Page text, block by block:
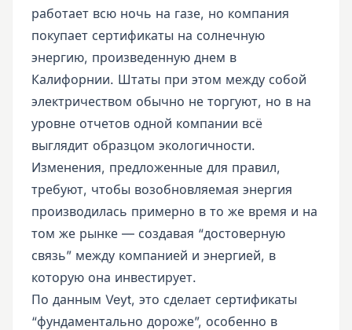
работает всю ночь на газе, но компания
покупает сертификаты на солнечную
энергию, произведенную днем в
Калифорнии. Штаты при этом между собой
электричеством обычно не торгуют, но в на
уровне отчетов одной компании всё
выглядит образцом экологичности.
Изменения, предложенные для правил,
требуют, чтобы возобновляемая энергия
производилась примерно в то же время и на
том же рынке — создавая “достоверную
связь” между компанией и энергией, в
которую она инвестирует.
По данным Veyt, это сделает сертификаты
“фундаментально дороже”, особенно в